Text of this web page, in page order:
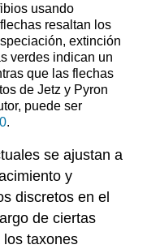
usando
resaltan los
extinción
verdes indican un
que las flechas
de Jetz y Pyron
puede ser
.
se ajustan a
y
discretos en el
de ciertas
taxones